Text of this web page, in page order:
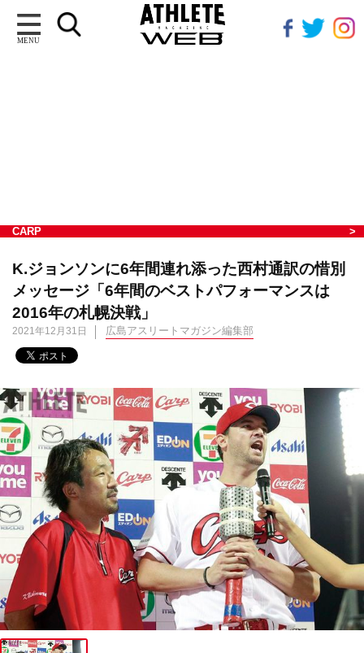
MENU
CARP
K.ジョンソンに6年間連れ添った西村通訳の惜別
メッセージ「6年間のベストパフォーマンスは
2016年の札幌決戦」
2021年12月31日 広島アスリートマガジン編集部